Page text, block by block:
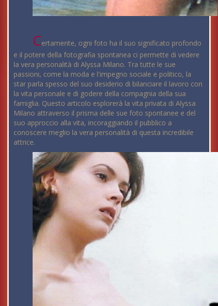
Certamente, ogni foto ha il suo significato profondo
e il potere della fotografia spontanea ci permette di vedere
la vera personalità di Alyssa Milano. Tra tutte le sue
passioni, come la moda e l'impegno sociale e politico, la
star parla spesso del suo desiderio di bilanciare il lavoro con
la vita personale e di godere della compagnia della sua
famiglia. Questo articolo esplorerà la vita privata di Alyssa
Milano attraverso il prisma delle sue foto spontanee e del
suo approccio alla vita, incoraggiando il pubblico a
conoscere meglio la vera personalità di questa incredibile
attrice.